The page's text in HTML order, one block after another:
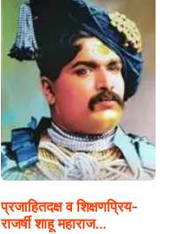
प्रजाहितदक्ष व शिक्षणप्रिय-
राजर्षी शाहू महाराज…